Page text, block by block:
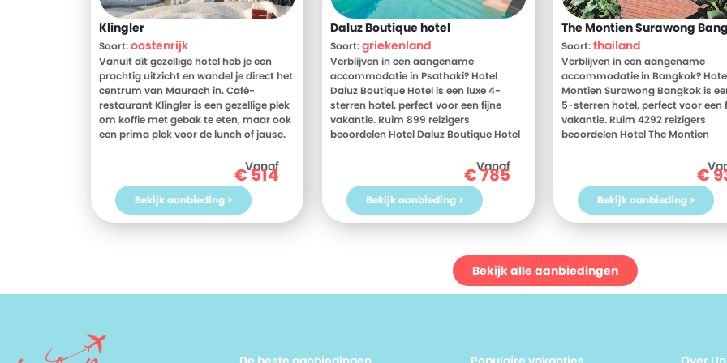
Klingler
Soort:oostenrijk
Vanuit dit gezellige hotel heb je een
prachtig uitzicht en wandel je direct het
centrum van Maurach in. Café-
restaurant Klingler is een gezellige plek
om koffie met gebak te eten, maar ook
een prima plek voor de lunch of jause.
hotel en ook de skilift is in de buurt
(200m, Rofanbahn). Ga je liever voor de
rust? Maak dan gebruik van de
wellness en de wifi op je kamer. Kortom:
een ideale basis voor je vakantie.
Vanaf
€514
Bekijk aanbieding >
Daluz Boutique hotel
Soort:griekenland
Verblijven in een aangename
accommodatie in Psathaki? Hotel
Daluz Boutique Hotel is een luxe 4-
sterren hotel, perfect voor een fijne
vakantie. Ruim 899 reizigers
beoordelen Hotel Daluz Boutique Hotel
beoordelingen van Hotel Daluz
Boutique Hotel, voor meer informatie!
Ben jij toe aan een heerlijke vakantie in
Griekenland? Boek jouw vakantie naar
Vanaf
€785
Bekijk aanbieding >
The Montien Surawong
Soort:thailand
Verblijven in een aangename
accommodatie in Bangkok?
Montien Surawong Bangkok is
5-sterren hotel, perfect voor een
vakantie. Ruim 4292 reizigers
beoordelen Hotel The Montien
9. Meer weten? Bekijk dan nu de
en beoordelingen van Hotel The
Montien Surawong Bangkok, voor
informatie! Ben jij toe aan een
vakantie in Thailand? Boek jouw
€
Bekijk aanbieding >
Bekijk alle aanbiedingen